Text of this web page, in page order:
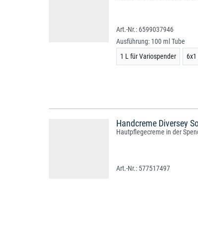
6599037946
Ausführung: 100 ml Tube
1 L für Variospender
6x1
Handcreme Diversey
Hautpflegecreme in der
577517497